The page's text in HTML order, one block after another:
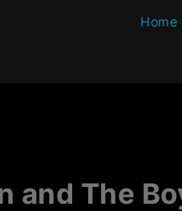
Home
and The